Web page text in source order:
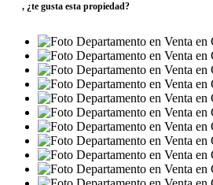
, ¿te gusta esta propiedad?